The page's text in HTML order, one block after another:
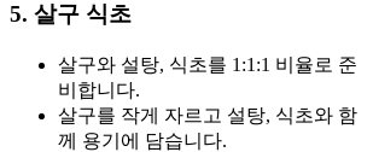
5. 살구 식초
살구와 설탕, 식초를 1:1:1 비율로 준
비합니다.
살구를 작게 자르고 설탕, 식초와 함
께 용기에 담습니다.